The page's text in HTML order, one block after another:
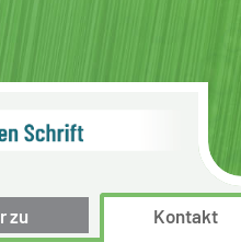
zu Kontakt